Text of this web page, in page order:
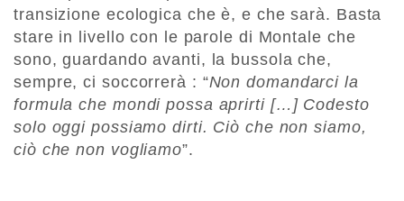
transizione ecologica che è, e che sarà. Basta
stare in livello con le parole di Montale che
sono, guardando avanti, la bussola che,
sempre, ci soccorrerà : “Non domandarci la
formula che mondi possa aprirti […] Codesto
solo oggi possiamo dirti. Ciò che non siamo,
ciò che non vogliamo”.